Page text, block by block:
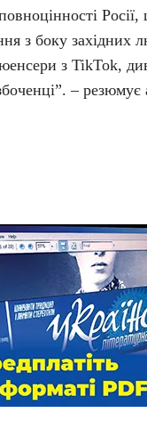
з боку західних
з TikTok,
– резюмує